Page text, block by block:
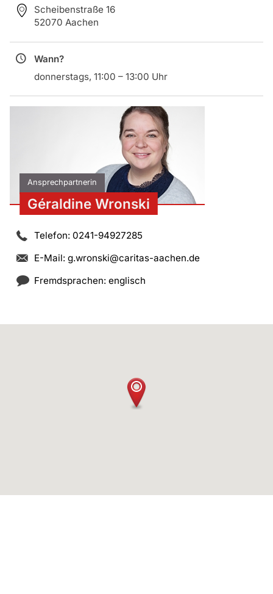
Scheibenstraße 16
52070 Aachen
Wann?
donnerstags, 11:00 – 13:00 Uhr
Ansprechpartnerin
Géraldine Wronski
Telefon: 0241-94927285
E-Mail: g.wronski@caritas-aachen.de
Fremdsprachen: englisch